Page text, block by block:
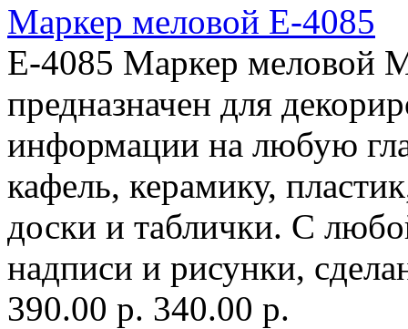
Маркер меловой E-4085
E-4085 Маркер меловой
предназначен для
информации на любую
кафель, керамику,
доски и таблички. С
надписи и рисунки,
390.00 р. 340.00 р.